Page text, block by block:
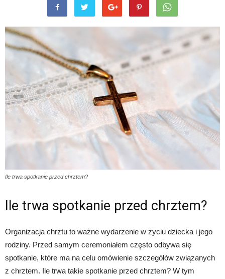
Ile trwa spotkanie przed chrztem?
Ile trwa spotkanie przed chrztem?
Organizacja chrztu to ważne wydarzenie w życiu dziecka i jego
rodziny. Przed samym ceremoniałem często odbywa się
spotkanie, które ma na celu omówienie szczegółów związanych
z chrztem. Ile trwa takie spotkanie przed chrztem? W tym